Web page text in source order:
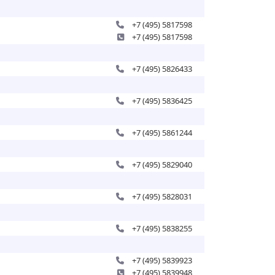
+7 (495) 5817598
+7 (495) 5817598
+7 (495) 5826433
+7 (495) 5836425
+7 (495) 5861244
+7 (495) 5829040
+7 (495) 5828031
+7 (495) 5838255
+7 (495) 5839923
+7 (495) 5839948